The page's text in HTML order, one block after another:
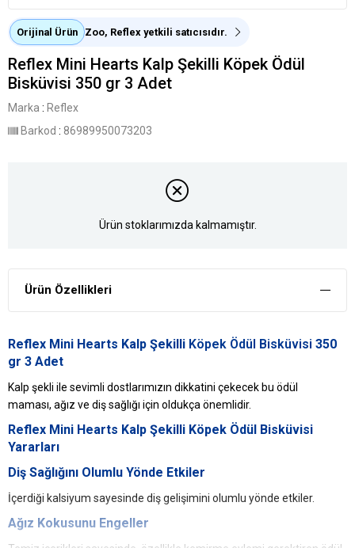
Orijinal Ürün Zoo, Reflex yetkili satıcısıdır.
Reflex Mini Hearts Kalp Şekilli Köpek Ödül
Bisküvisi 350 gr 3 Adet
Marka : Reflex
Barkod : 86989950073203
Ürün stoklarımızda kalmamıştır.
Ürün Özellikleri
Reflex Mini Hearts Kalp Şekilli Köpek Ödül Bisküvisi 350
gr 3 Adet
Kalp şekli ile sevimli dostlarımızın dikkatini çekecek bu ödül
maması, ağız ve diş sağlığı için oldukça önemlidir.
Reflex Mini Hearts Kalp Şekilli Köpek Ödül Bisküvisi
Yararları
Diş Sağlığını Olumlu Yönde Etkiler
İçerdiği kalsiyum sayesinde diş gelişimini olumlu yönde etkiler.
Ağız Kokusunu Engeller